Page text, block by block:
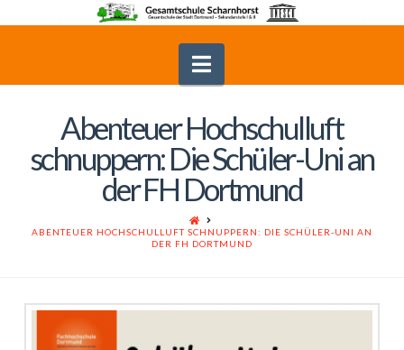
Navigation
Abenteuer Hochschulluft
schnuppern: Die Schüler-Uni an
der FH Dortmund
HOME
ABENTEUER HOCHSCHULLUFT SCHNUPPERN: DIE SCHÜLER-UNI AN
DER FH DORTMUND